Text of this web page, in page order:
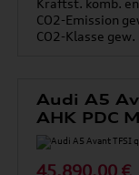
Audi A5
AHK PDC
45.890,00 €